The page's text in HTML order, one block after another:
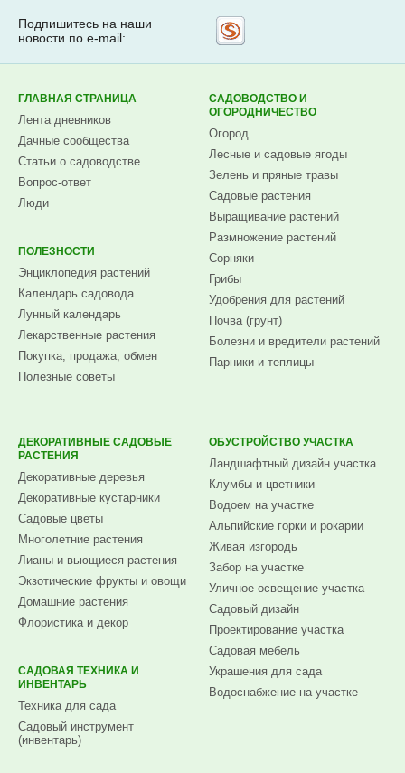
Подпишитесь на наши
новости по e-mail:
ГЛАВНАЯ СТРАНИЦА
Лента дневников
Дачные сообщества
Статьи о садоводстве
Вопрос-ответ
Люди
ПОЛЕЗНОСТИ
Энциклопедия растений
Календарь садовода
Лунный календарь
Лекарственные растения
Покупка, продажа, обмен
Полезные советы
САДОВОДСТВО И
ОГОРОДНИЧЕСТВО
Огород
Лесные и садовые ягоды
Зелень и пряные травы
Садовые растения
Выращивание растений
Размножение растений
Сорняки
Грибы
Удобрения для растений
Почва (грунт)
Болезни и вредители растений
Парники и теплицы
ДЕКОРАТИВНЫЕ САДОВЫЕ
РАСТЕНИЯ
Декоративные деревья
Декоративные кустарники
Садовые цветы
Многолетние растения
Лианы и вьющиеся растения
Экзотические фрукты и овощи
Домашние растения
Флористика и декор
САДОВАЯ ТЕХНИКА И
ИНВЕНТАРЬ
Техника для сада
Садовый инструмент
(инвентарь)
ОБУСТРОЙСТВО УЧАСТКА
Ландшафтный дизайн участка
Клумбы и цветники
Водоем на участке
Альпийские горки и рокарии
Живая изгородь
Забор на участке
Уличное освещение участка
Садовый дизайн
Проектирование участка
Садовая мебель
Украшения для сада
Водоснабжение на участке